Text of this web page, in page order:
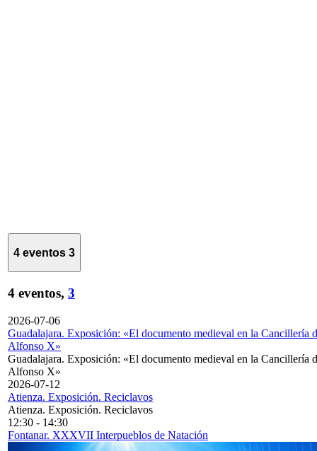
4 eventos 3
4 eventos, 3
2026-07-06
Guadalajara. Exposición: «El documento medieval en la Cancillería
Alfonso X»
Guadalajara. Exposición: «El documento medieval en la Cancillería
Alfonso X»
2026-07-12
Atienza. Exposición. Reciclavos
Atienza. Exposición. Reciclavos
12:30 - 14:30
Fontanar. XXXVII Interpueblos de Natación